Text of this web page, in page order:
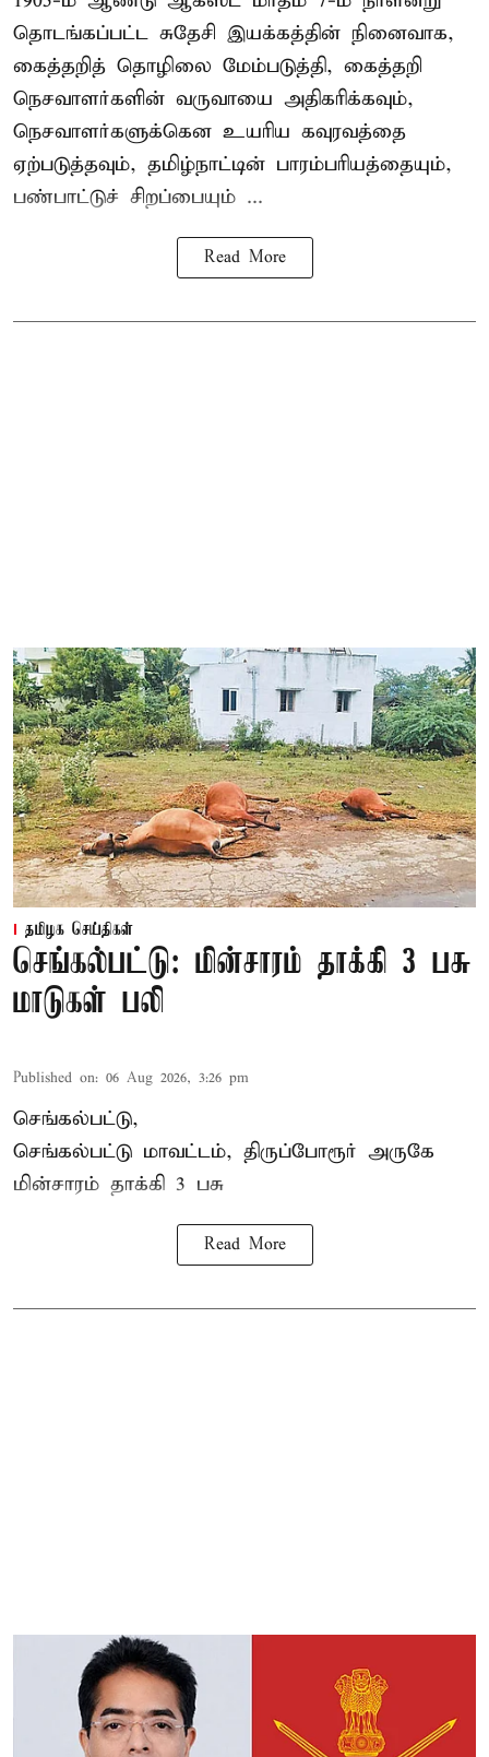
தொடங்கப்பட்ட சுதேசி இயக்கத்தின் நினைவாக,
கைத்தறித் தொழிலை மேம்படுத்தி, கைத்தறி
நெசவாளர்களின் வருவாயை அதிகரிக்கவும்,
நெசவாளர்களுக்கென உயரிய கவுரவத்தை
ஏற்படுத்தவும், தமிழ்நாட்டின் பாரம்பரியத்தையும்,
பண்பாட்டுச் சிறப்பையும் ...
Read More
தமிழக செய்திகள்
செங்கல்பட்டு: மின்சாரம் தாக்கி 3 பசு
மாடுகள் பலி
Published on: 06 Aug 2026, 3:26 pm
செங்கல்பட்டு,
செங்கல்பட்டு மாவட்டம், திருப்போரூர் அருகே
மின்சாரம் தாக்கி 3 பசு
Read More